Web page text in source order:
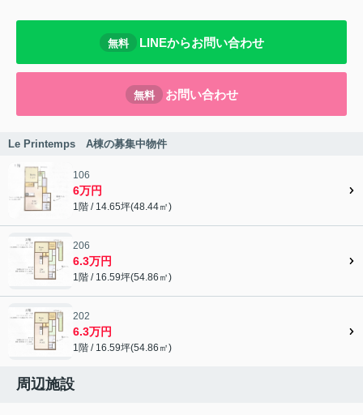
無料 LINEからお問い合わせ
無料 お問い合わせ
Le Printemps A棟の募集中物件
106
6万円
1階 / 14.65坪(48.44㎡)
206
6.3万円
1階 / 16.59坪(54.86㎡)
202
6.3万円
1階 / 16.59坪(54.86㎡)
周辺施設